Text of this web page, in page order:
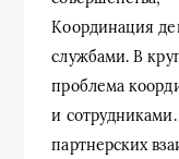
Координация
службами. В
проблема
и сотрудниками.
партнерских